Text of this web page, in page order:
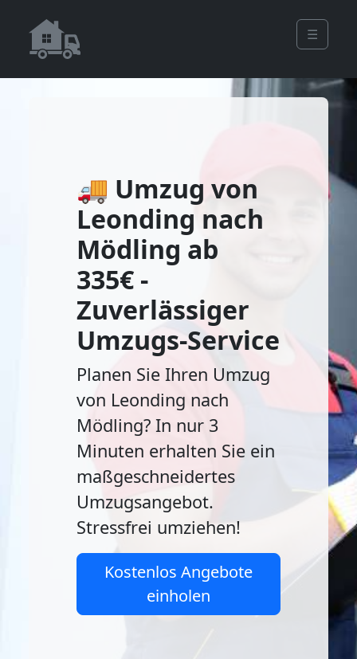
☰
🚚 Umzug von
Leonding nach
Mödling ab
335€ -
Zuverlässiger
Umzugs-Service
Planen Sie Ihren Umzug
von Leonding nach
Mödling? In nur 3
Minuten erhalten Sie ein
maßgeschneidertes
Umzugsangebot.
Stressfrei umziehen!
Kostenlos Angebote
einholen